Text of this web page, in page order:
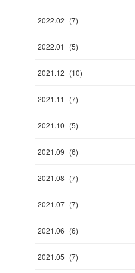
2022.02 (7)
2022.01 (5)
2021.12 (10)
2021.11 (7)
2021.10 (5)
2021.09 (6)
2021.08 (7)
2021.07 (7)
2021.06 (6)
2021.05 (7)